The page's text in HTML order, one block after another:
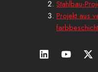
Stahlbau-
Projekt aus
L
i
Y
o
X
-